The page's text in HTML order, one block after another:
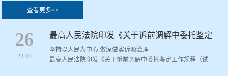
查看更多>>
26
23-07
最高人民法院印发《关于诉前调解中委托鉴定
坚持以人民为中心 做深做实诉源治理
最高人民法院印发《关于诉前调解中委托鉴定工作规程（试